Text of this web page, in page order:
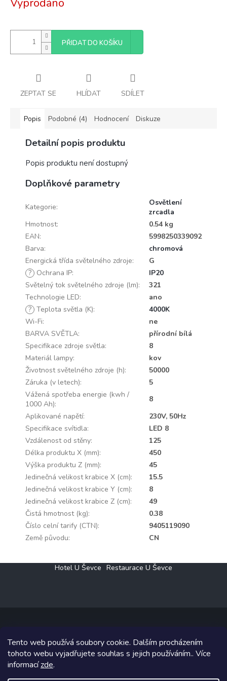
Tento web používá soubory cookie. Dalším procházením
tohoto webu vyjadřujete souhlas s jejich používáním.. Více
informacízde.
cena:
Vyprodáno
PŘIDAT DO KOŠÍKU
ZEPTAT SE HLÍDAT SDÍLET
Popis Podobné (4) Hodnocení Diskuze
Detailní popis produktu
Popis produktu není dostupný
Doplňkové parametry
Kategorie:
Osvětlení
zrcadla
Hmotnost:
0.54 kg
EAN:
5998250339092
Barva:
chromová
Energická třída světelného zdroje:
G
? Ochrana IP:
IP20
Světelný tok světelného zdroje (lm):
321
Technologie LED:
ano
? Teplota světla (K):
4000K
Wi-Fi:
ne
BARVA SVĚTLA:
přírodní bílá
Specifikace zdroje světla:
8
Materiál lampy:
kov
Životnost světelného zdroje (h):
50000
Záruka (v letech):
5
Vážená spotřeba energie (kwh /
1000 Ah):
8
Aplikované napětí:
230V, 50Hz
Specifikace svítidla:
LED 8
Vzdálenost od stěny:
125
Délka produktu X (mm):
450
Výška produktu Z (mm):
45
Jedinečná velikost krabice X (cm):
15.5
Jedinečná velikost krabice Y (cm):
8
Jedinečná velikost krabice Z (cm):
49
Čistá hmotnost (kg):
0.38
Číslo celní tarify (CTN):
9405119090
Země původu: CN
Hotel U Ševce Restaurace U Ševce
Copyright 2026Elektro Klesný s.r.o.. Všechna práva vyhrazena.
Grafický návrh vytvořil a na Shoptet implementoval
Shoptetak.cz.